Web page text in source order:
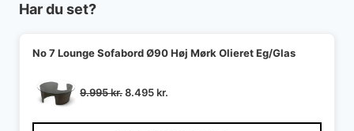
Har du set?
No 7 Lounge Sofabord Ø90 Høj Mørk Olieret Eg/Glas
9.995kr.Den
pris
8.495kr.
pris